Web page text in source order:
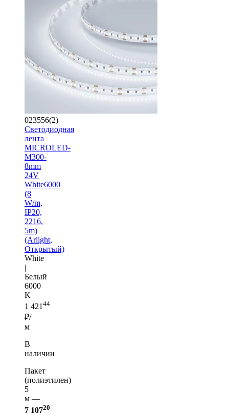
023556(2)
Светодиодная
лента
MICROLED-
M300-
8mm
24V
White6000
(8
W/m,
IP20,
2216,
5m)
(Arlight,
Открытый)
White
|
Белый
6000
K
1 421 44
₽/
м
В
наличии
Пакет
(полиэтилен)
5
м —
7 10720